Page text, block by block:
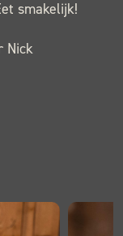
smakelijk!
Nick